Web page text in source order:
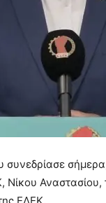
συνεδρίασε
Αναστασίου,